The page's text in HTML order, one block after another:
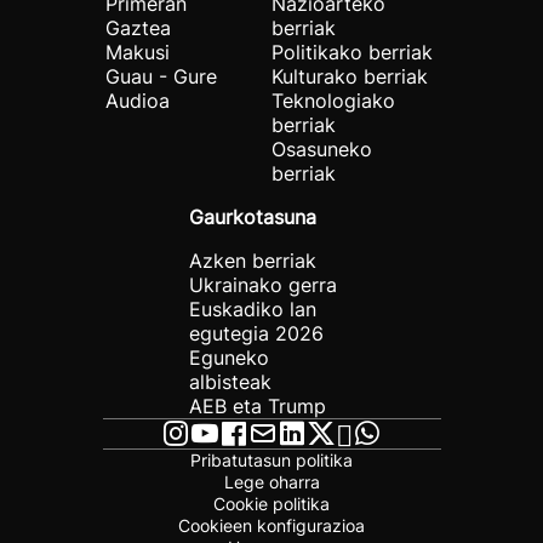
Gaztea
Makusi
Guau - Gure
Audioa
berriak
Politikako berriak
Kulturako berriak
Teknologiako
berriak
Osasuneko
berriak
Gaurkotasuna
Azken berriak
Ukrainako gerra
Euskadiko lan
egutegia 2026
Eguneko
albisteak
AEB eta Trump
Pribatutasun politika
Lege oharra
Cookie politika
Cookieen konfigurazioa